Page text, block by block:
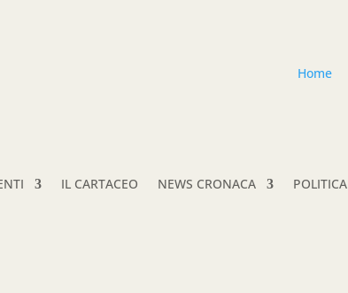
Home
IL CARTACEO NEWS CRONACA POLITICA